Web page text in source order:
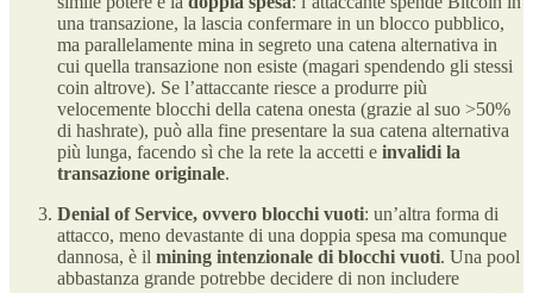
una transazione, la lascia confermare in un blocco pubblico,
ma parallelamente mina in segreto una catena alternativa in
cui quella transazione non esiste (magari spendendo gli stessi
coin altrove)​. Se l’attaccante riesce a produrre più
velocemente blocchi della catena onesta (grazie al suo >50%
di hashrate), può alla fine presentare la sua catena alternativa
più lunga, facendo sì che la rete la accetti e invalidi la
transazione originale.
Denial of Service, ovvero blocchi vuoti: un’altra forma di
attacco, meno devastante di una doppia spesa ma comunque
dannosa, è il mining intenzionale di blocchi vuoti. Una pool
abbastanza grande potrebbe decidere di non includere